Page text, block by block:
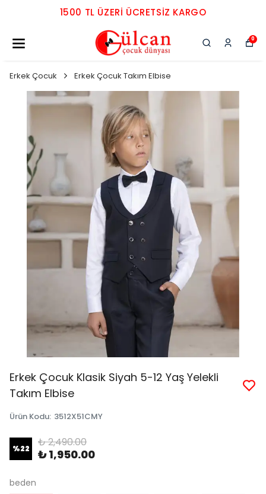
1500 TL ÜZERI ÜCRETSIZ KARGO
0
Erkek Çocuk Erkek Çocuk Takım Elbise
Erkek Çocuk Klasik Siyah 5-12 Yaş Yelekli
Takım Elbise
Ürün Kodu: 3512X51CMY
%22 ₺ 2,490.00
₺ 1,950.00
beden